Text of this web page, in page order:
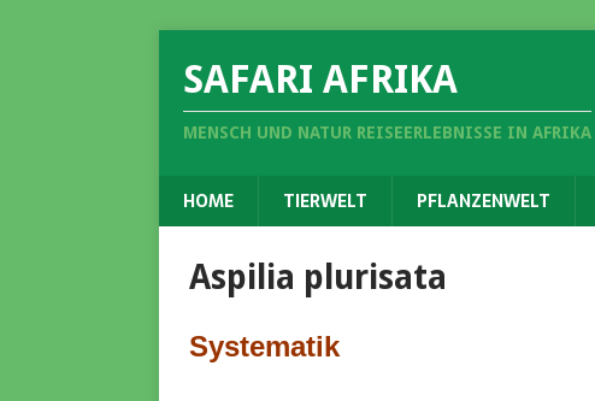
SAFARI AFRIKA
MENSCH UND NATUR REISEERLEBNISSE IN AFRIKA
HOME TIERWELT PFLANZENWELT
Aspilia plurisata
Systematik